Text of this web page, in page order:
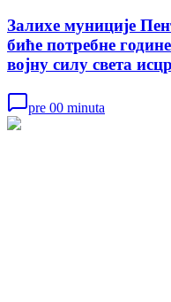
Залихе муниције
биће потребне
војну силу света
pre 00 minuta